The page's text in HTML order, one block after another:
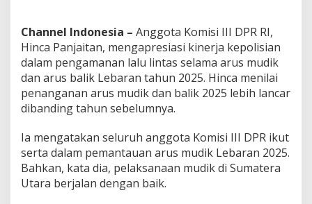
M
u
d
i
k
2
0
5
Channel Indonesia – Anggota Komisi III DPR RI,
Hinca Panjaitan, mengapresiasi kinerja kepolisian
dalam pengamanan lalu lintas selama arus mudik
dan arus balik Lebaran tahun 2025. Hinca menilai
penanganan arus mudik dan balik 2025 lebih lancar
dibanding tahun sebelumnya.
Ia mengatakan seluruh anggota Komisi III DPR ikut
serta dalam pemantauan arus mudik Lebaran 2025.
Bahkan, kata dia, pelaksanaan mudik di Sumatera
Utara berjalan dengan baik.